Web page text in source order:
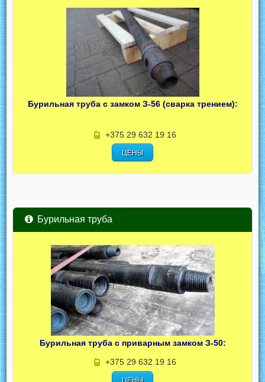
Бурильная труба с замком З-56 (сварка трением):
+375 29 632 19 16
ЦЕНЫ
Бурильная труба
Бурильная труба с приварным замком З-50:
+375 29 632 19 16
ЦЕНЫ